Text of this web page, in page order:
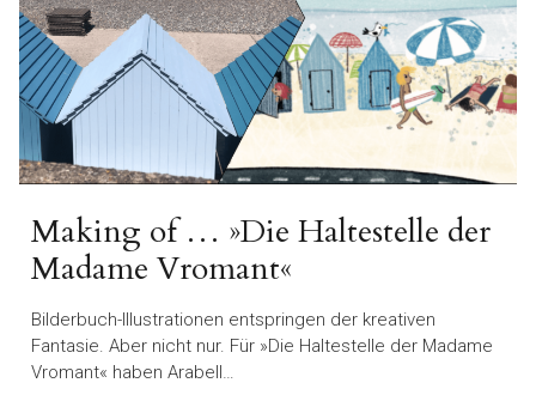
Making of … »Die Haltestelle der
Madame Vromant«
Bilderbuch-Illustrationen entspringen der kreativen
Fantasie. Aber nicht nur. Für »Die Haltestelle der Madame
Vromant« haben Arabell…